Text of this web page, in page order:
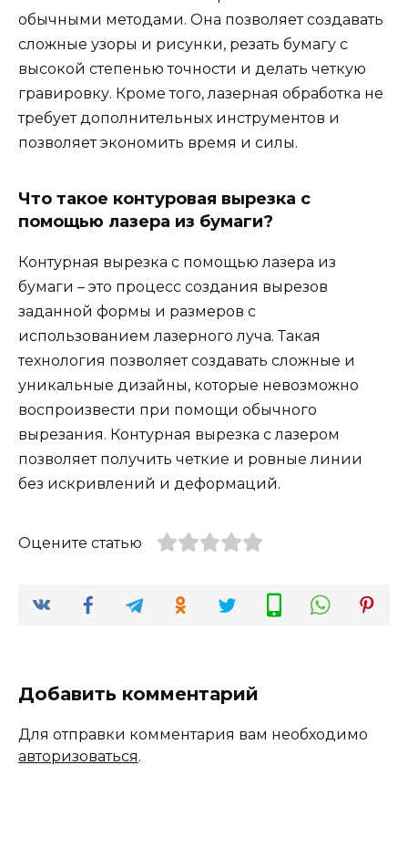
обычными методами. Она позволяет создавать
сложные узоры и рисунки, резать бумагу с
высокой степенью точности и делать четкую
гравировку. Кроме того, лазерная обработка не
требует дополнительных инструментов и
позволяет экономить время и силы.
Что такое контуровая вырезка с
помощью лазера из бумаги?
Контурная вырезка с помощью лазера из
бумаги – это процесс создания вырезов
заданной формы и размеров с
использованием лазерного луча. Такая
технология позволяет создавать сложные и
уникальные дизайны, которые невозможно
воспроизвести при помощи обычного
вырезания. Контурная вырезка с лазером
позволяет получить четкие и ровные линии
без искривлений и деформаций.
Оцените статью
Добавить комментарий
Для отправки комментария вам необходимо
авторизоваться.